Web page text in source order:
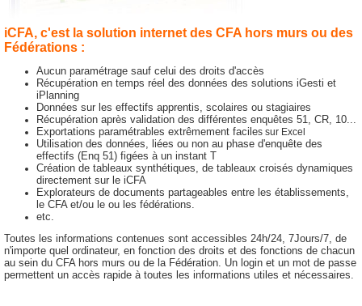
iCFA, c'est la solution internet des CFA hors murs ou des
Fédérations :
Aucun paramétrage sauf celui des droits d'accès
Récupération en temps réel des données des solutions iGesti et
iPlanning
Données sur les effectifs apprentis, scolaires ou stagiaires
Récupération après validation des différentes enquêtes 51, CR, 10...
Exportations paramétrables extrêmement faciles sur Excel
Utilisation des données, liées ou non au phase d'enquête des
effectifs (Enq 51) figées à un instant T
Création de tableaux synthétiques, de tableaux croisés dynamiques
directement sur le iCFA
Explorateurs de documents partageables entre les établissements,
le CFA et/ou le ou les fédérations.
etc.
Toutes les informations contenues sont accessibles 24h/24, 7Jours/7, de
n'importe quel ordinateur, en fonction des droits et des fonctions de chacun
au sein du CFA hors murs ou de la Fédération. Un login et un mot de passe
permettent un accès rapide à toutes les informations utiles et nécessaires.